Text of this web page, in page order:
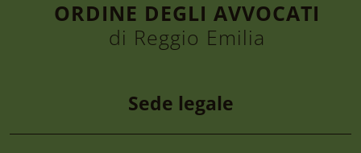
ORDINE DEGLI AVVOCATI
di Reggio Emilia
Sede legale